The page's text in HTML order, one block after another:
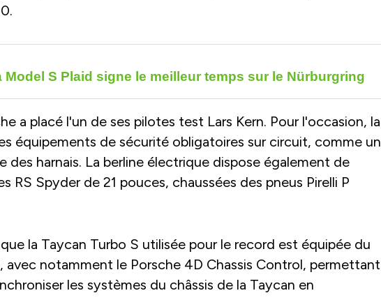
Model S Plaid signe le meilleur temps sur le Nürburgring
a placé l'un de ses pilotes test Lars Kern. Pour l'occasion, la
équipements de sécurité obligatoires sur circuit, comme un
des harnais. La berline électrique dispose également de
RS Spyder de 21 pouces, chaussées des pneus Pirelli P
la Taycan Turbo S utilisée pour le record est équipée du
avec notamment le Porsche 4D Chassis Control, permettant
les systèmes du châssis de la Taycan en